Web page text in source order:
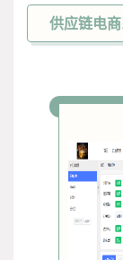
供应链电